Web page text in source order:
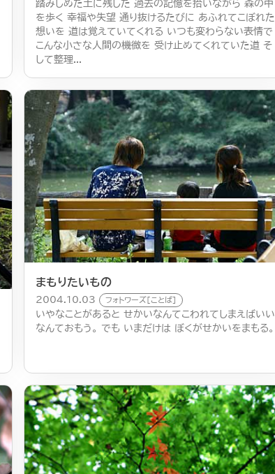
踏みしめた土に残した 過去の記憶を拾いながら 森の中
を歩く 幸福や失望 通り抜けるたびに あふれてこぼれた
想いを 道は覚えていてくれる いつも変わらない表情で
こんな小さな人間の機微を 受け止めてくれていた道 そ
して整理...
まもりたいもの
2004.10.03 フォトワーズ[ことば]
いやなことがあると せかいなんてこわれてしまえばいい
なんておもう。 でも いまだけは ぼくがせかいをまもる。